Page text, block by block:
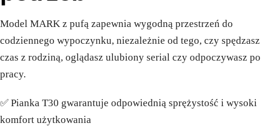
Model MARK z pufą zapewnia wygodną przestrzeń do
codziennego wypoczynku, niezależnie od tego, czy spędzasz
czas z rodziną, oglądasz ulubiony serial czy odpoczywasz po
pracy.
✅ Pianka T30 gwarantuje odpowiednią sprężystość i wysoki
komfort użytkowania